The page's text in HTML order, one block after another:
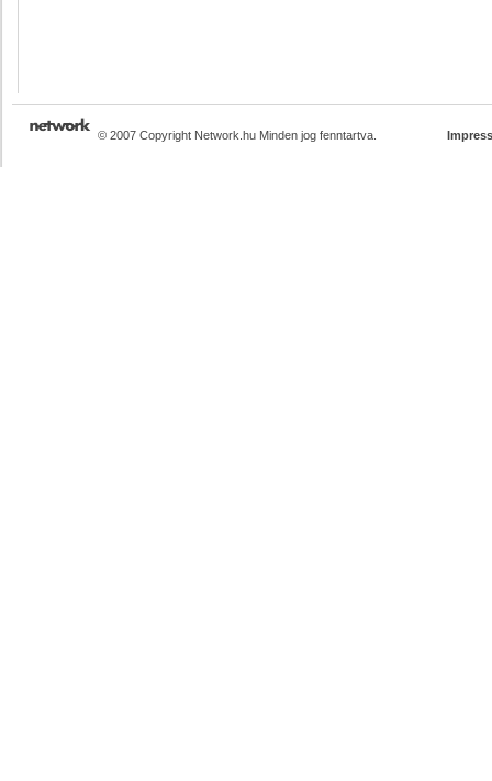
© 2007 Copyright Network.hu Minden jog fenntartva.